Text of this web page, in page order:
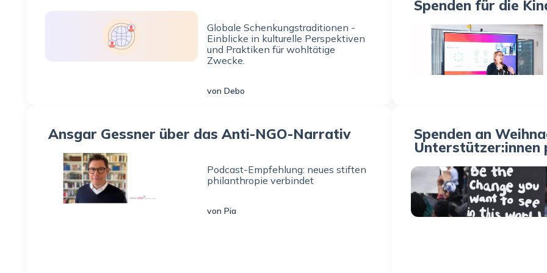
Globale Schenkungstraditionen -
Einblicke in kulturelle Perspektiven
und Praktiken für wohltätige
Zwecke.
von Debo
Spenden für die
Ansgar Gessner über das Anti-NGO-Narrativ
Podcast-Empfehlung: neues stiften
philanthropie verbindet
von Pia
Spenden an
Unterstützer:innen